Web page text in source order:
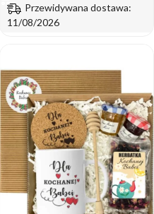
Przewidywana dostawa:
11/08/2026